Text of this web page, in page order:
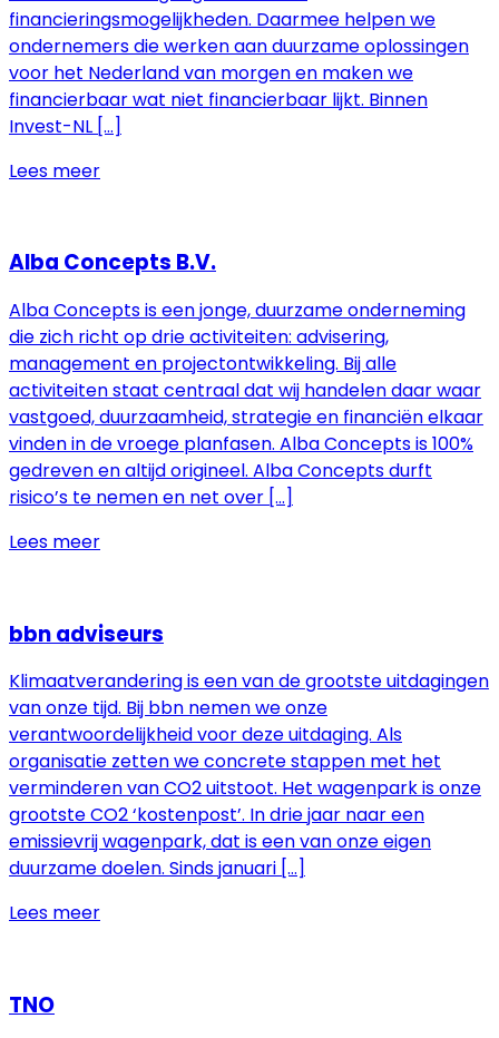
financieringsmogelijkheden. Daarmee helpen we
ondernemers die werken aan duurzame oplossingen
voor het Nederland van morgen en maken we
financierbaar wat niet financierbaar lijkt. Binnen
Invest-NL […]
Lees meer
Alba Concepts B.V.
Alba Concepts is een jonge, duurzame onderneming
die zich richt op drie activiteiten: advisering,
management en projectontwikkeling. Bij alle
activiteiten staat centraal dat wij handelen daar waar
vastgoed, duurzaamheid, strategie en financiën elkaar
vinden in de vroege planfasen. Alba Concepts is 100%
gedreven en altijd origineel. Alba Concepts durft
risico’s te nemen en net over […]
Lees meer
bbn adviseurs
Klimaatverandering is een van de grootste uitdagingen
van onze tijd. Bij bbn nemen we onze
verantwoordelijkheid voor deze uitdaging. Als
organisatie zetten we concrete stappen met het
verminderen van CO2 uitstoot. Het wagenpark is onze
grootste CO2 ‘kostenpost’. In drie jaar naar een
emissievrij wagenpark, dat is een van onze eigen
duurzame doelen. Sinds januari […]
Lees meer
TNO